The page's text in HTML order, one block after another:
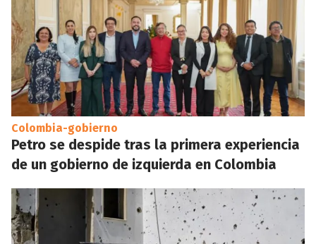
Colombia-gobierno
Petro se despide tras la primera experiencia
de un gobierno de izquierda en Colombia